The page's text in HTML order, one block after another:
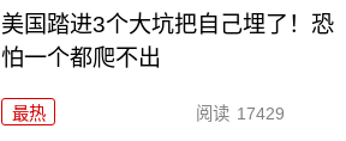
美国踏进3个大坑把自己埋了！恐
怕一个都爬不出
最热 阅读 17429